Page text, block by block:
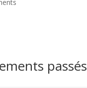
passés